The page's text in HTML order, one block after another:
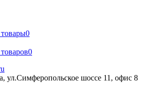
0
0
ул.Симферопольское шоссе 11, офис 8